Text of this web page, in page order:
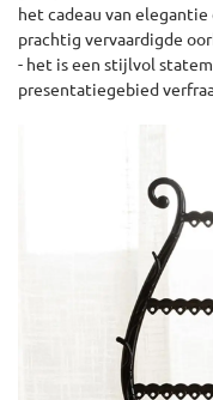
het cadeau van
prachtig vervaardigde
- het is een stijlvol
presentatiegebied